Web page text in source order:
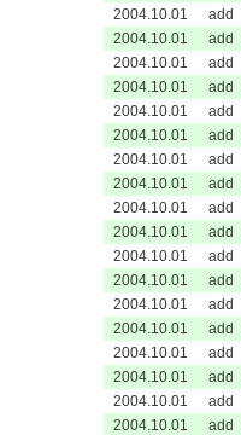
2004.10.01
add
2004.10.01
add
2004.10.01
add
2004.10.01
add
2004.10.01
add
2004.10.01
add
2004.10.01
add
2004.10.01
add
2004.10.01
add
2004.10.01
add
2004.10.01
add
2004.10.01
add
2004.10.01
add
2004.10.01
add
2004.10.01
add
2004.10.01
add
2004.10.01
add
2004.10.01
add